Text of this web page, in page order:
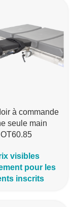
à commande
seule main
OT60.85
visibles
pour les
inscrits